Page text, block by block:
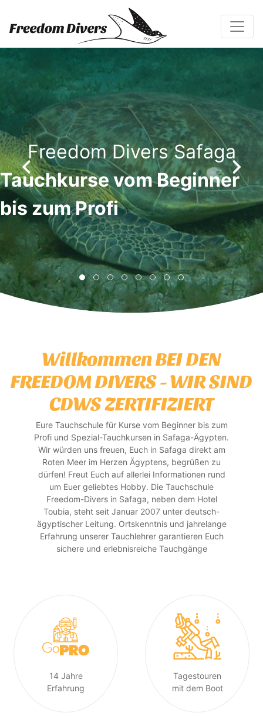
Freedom Divers Safaga
TDI Tec-Kurse von Nitrox bis
Advanced Trimix
Willkommen BEI DEN
FREEDOM DIVERS - WIR SIND
CDWS ZERTIFIZIERT
Eure Tauchschule für Kurse vom Beginner bis zum
Profi und Spezial-Tauchkursen in Safaga-Ägypten.
Wir würden uns freuen, Euch in Safaga direkt am
Roten Meer im Herzen Ägyptens, begrüßen zu
dürfen! Freut Euch auf allerlei Informationen rund
um Euer geliebtes Hobby. Die Tauchschule
Freedom-Divers in Safaga, neben dem Hotel
Toubia, steht seit Januar 2007 unter deutsch-
ägyptischer Leitung. Ortskenntnis und jahrelange
Erfahrung unserer Tauchlehrer garantieren Euch
sichere und erlebnisreiche Tauchgänge
14 Jahre
Erfahrung
Tagestouren
mit dem Boot